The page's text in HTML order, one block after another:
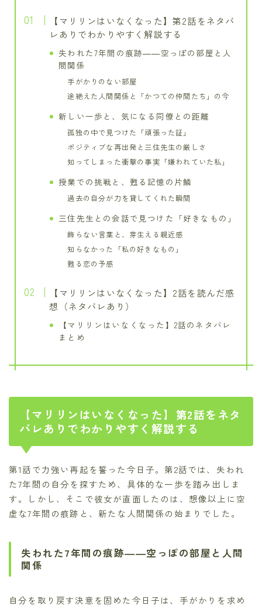
【マリリンはいなくなった】第2話をネタバ
レありでわかりやすく解説する
失われた7年間の痕跡――空っぽの部屋と人
間関係
手がかりのない部屋
途絶えた人間関係と「かつての仲間たち」の今
新しい一歩と、気になる同僚との距離
孤独の中で見つけた「頑張った証」
ポジティブな再出発と三住先生の厳しさ
知ってしまった衝撃の事実「嫌われていた私」
授業での挑戦と、甦る記憶の片鱗
過去の自分が力を貸してくれた瞬間
三住先生との会話で見つけた「好きなもの」
飾らない言葉と、芽生える親近感
知らなかった「私の好きなもの」
甦る恋の予感
【マリリンはいなくなった】2話を読んだ感
想（ネタバレあり）
【マリリンはいなくなった】2話のネタバレ
まとめ
【マリリンはいなくなった】第2話をネタ
バレありでわかりやすく解説する
第1話で力強い再起を誓った今日子。第2話では、失われ
た7年間の自分を探すため、具体的な一歩を踏み出しま
す。しかし、そこで彼女が直面したのは、想像以上に空
虚な7年間の痕跡と、新たな人間関係の始まりでした。
失われた7年間の痕跡――空っぽの部屋と人間
関係
自分を取り戻す決意を固めた今日子は、手がかりを求め